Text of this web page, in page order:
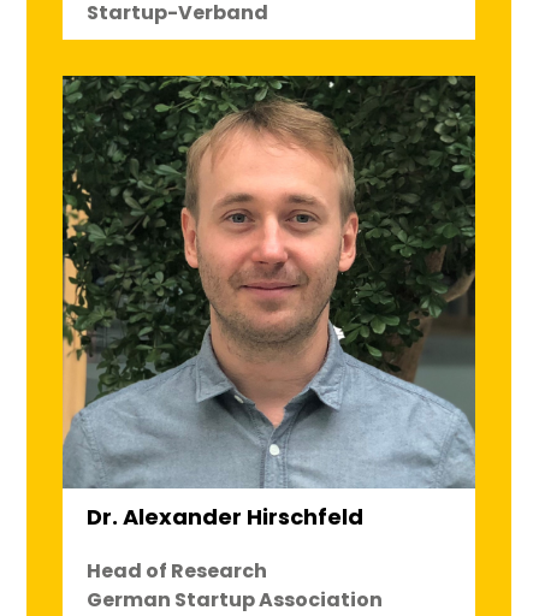
Startup-Verband
Dr. Alexander Hirschfeld
Head of Research
German Startup Association